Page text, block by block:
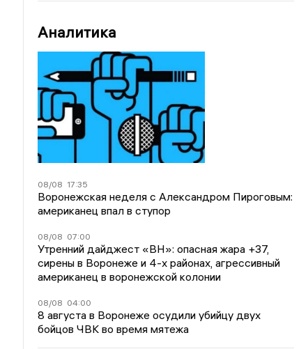
Аналитика
08/08 17:35
Воронежская неделя с Александром Пироговым:
американец впал в ступор
08/08 07:00
Утренний дайджест «ВН»: опасная жара +37,
сирены в Воронеже и 4-х районах, агрессивный
американец в воронежской колонии
08/08 04:00
8 августа в Воронеже осудили убийцу двух
бойцов ЧВК во время мятежа